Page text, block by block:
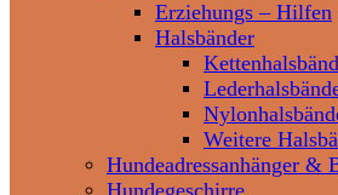
Erziehungs – Hilfen
Halsbänder
Weitere
Hundeadressanhänger &